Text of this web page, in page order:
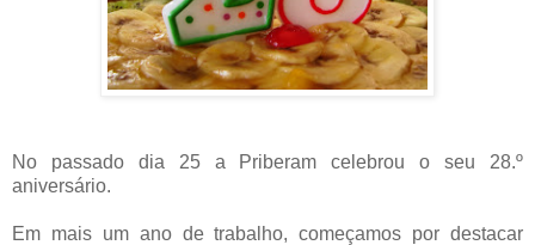
No passado dia 25 a Priberam celebrou o seu 28.º
aniversário.
Em mais um ano de trabalho, começamos por destacar